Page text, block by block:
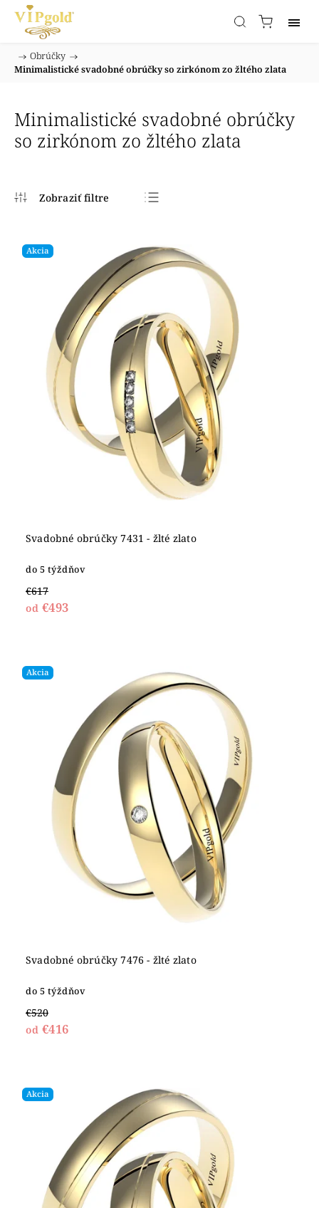
Domov
/ Obrúčky /
Minimalistické svadobné obrúčky so zirkónom zo žltého zlata
Minimalistické svadobné obrúčky
so zirkónom zo žltého zlata
Najdrahšie
Abecedne
Akcia
Svadobné obrúčky 7431 - žlté zlato
do 5 týždňov
€617
od €493
Akcia
Svadobné obrúčky 7476 - žlté zlato
do 5 týždňov
€520
od €416
Akcia